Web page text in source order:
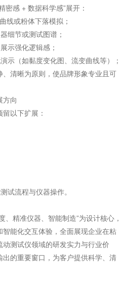
感 + 数据科学感”展开：
或粉体下落模拟；
节或测试图谱；
强化逻辑感；
（如黏度变化图、流变曲线等）；
清晰为原则，使品牌形象专业且可
向
以下扩展：
流程与仪器操作。
精准仪器、智能制造”为设计核心，
能化交互体验，全面展现企业在粘
测试仪领域的研发实力与行业价
的重要窗口，为客户提供科学、清